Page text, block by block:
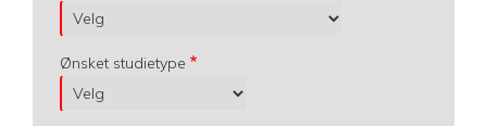
Ønsket studietype